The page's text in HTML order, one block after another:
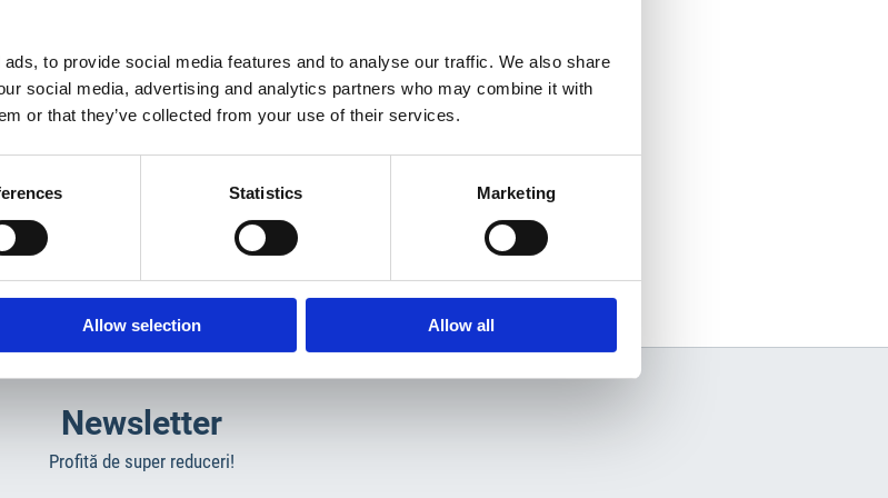
to provide social media features and to analyse our traffic. We also share
social media, advertising and analytics partners who may combine it with
or that they’ve collected from your use of their services.
Statistics Marketing
Allow selection Allow all
profesioniștilor din construcții!
category/tubulatura-evacuare/
Newsletter
Profită de super reduceri!